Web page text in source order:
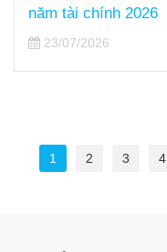
năm tài chính 2026
23/07/2026
1 2 3 4